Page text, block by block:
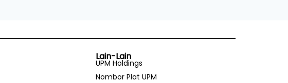
Lain-Lain
UPM Holdings
Nombor Plat UPM